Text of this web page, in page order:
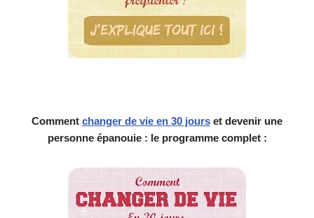
Comment changer de vie en 30 jours et devenir une
personne épanouie : le programme complet :